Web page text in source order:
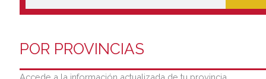
POR PROVINCIAS